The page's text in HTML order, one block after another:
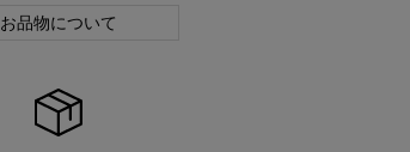
お品物について